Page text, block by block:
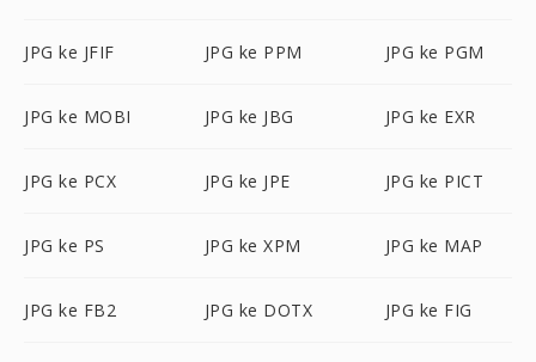
JPG ke JFIF JPG ke PPM JPG ke PGM
JPG ke MOBI JPG ke JBG JPG ke EXR
JPG ke PCX JPG ke JPE JPG ke PICT
JPG ke PS JPG ke XPM JPG ke MAP
JPG ke FB2 JPG ke DOTX JPG ke FIG